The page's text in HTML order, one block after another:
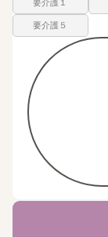
要介護１
要介護５